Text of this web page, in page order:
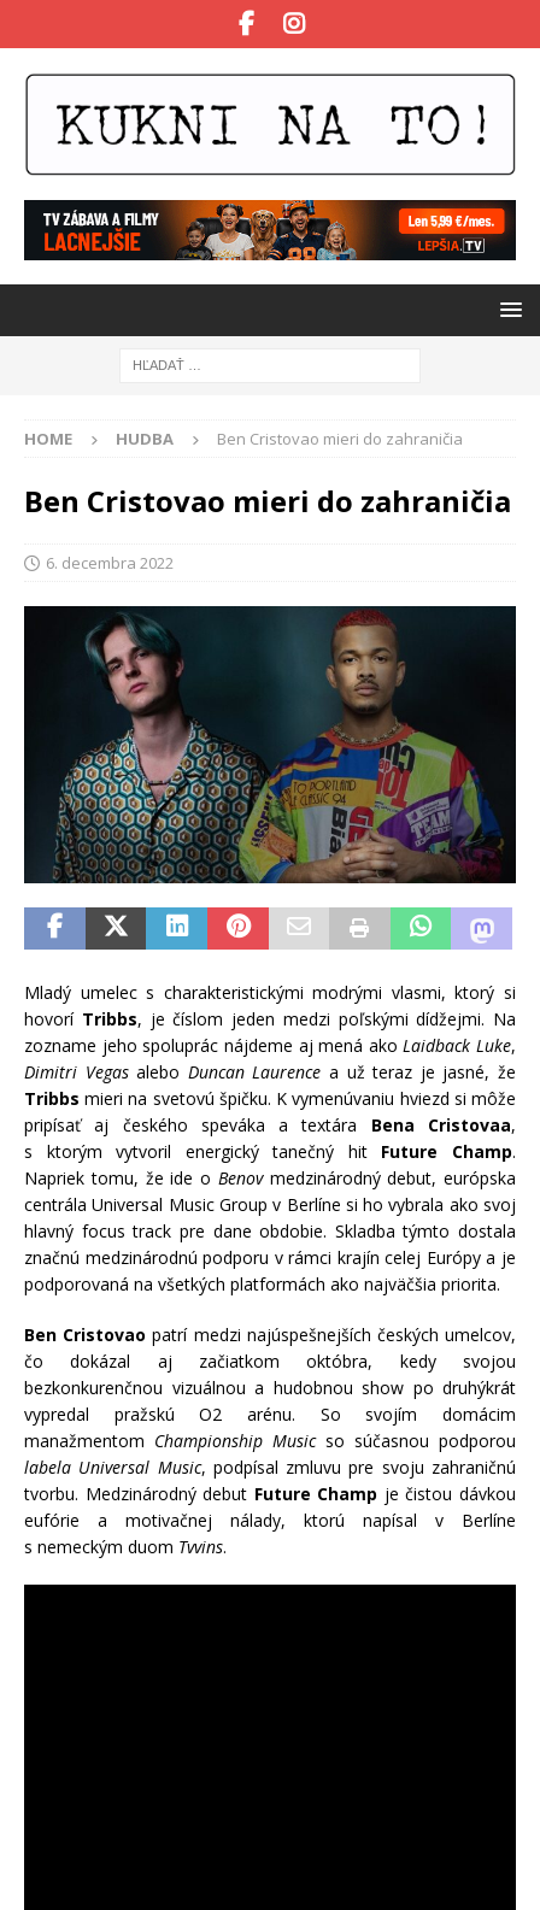
HOME HUDBA Ben Cristovao mieri do zahraničia
Ben Cristovao mieri do zahraničia
6. decembra 2022
Mladý umelec s charakteristickými modrými vlasmi, ktorý si
hovorí Tribbs, je číslom jeden medzi poľskými dídžejmi. Na
zozname jeho spoluprác nájdeme aj mená ako Laidback Luke,
Dimitri Vegasalebo Duncan Laurencea už teraz je jasné, že
Tribbs mieri na svetovú špičku. K vymenúvaniu hviezd si môže
pripísať aj českého speváka a textára Bena Cristovaa,
s ktorým vytvoril energický tanečný hit Future Champ.
Napriek tomu, že ide o Benovmedzinárodný debut, európska
centrála Universal Music Group v Berlíne si ho vybrala ako svoj
hlavný focus track pre dane obdobie. Skladba týmto dostala
značnú medzinárodnú podporu v rámci krajín celej Európy a je
podporovaná na všetkých platformách ako najväčšia priorita.
Ben Cristovao patrí medzi najúspešnejších českých umelcov,
čo dokázal aj začiatkom októbra, kedy svojou
bezkonkurenčnou vizuálnou a hudobnou show po druhýkrát
vypredal pražskú O2 arénu. So svojím domácim
manažmentom Championship Music so súčasnou podporou
labela Universal Music, podpísal zmluvu pre svoju zahraničnú
tvorbu. Medzinárodný debut Future Champ je čistou dávkou
eufórie a motivačnej nálady, ktorú napísal v Berlíne
s nemeckým duom Tvvins.